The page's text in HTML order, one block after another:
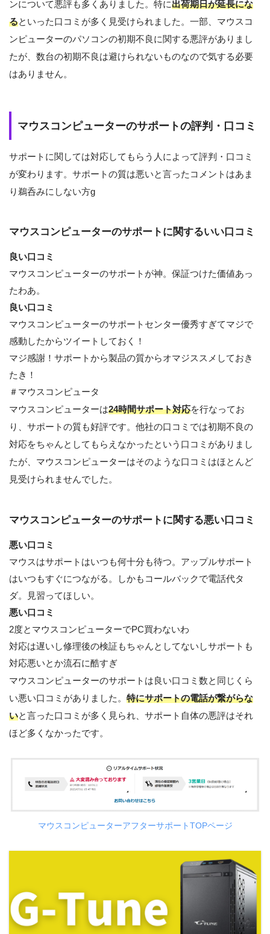
ンについて悪評も多くありました。特に出荷期日が延長にな
るといった口コミが多く見受けられました。一部、マウスコ
ンピューターのパソコンの初期不良に関する悪評がありまし
たが、数台の初期不良は避けられないものなので気する必要
はありません。
マウスコンピューターのサポートの評判・口コミ
サポートに関しては対応してもらう人によって評判・口コミ
が変わります。サポートの質は悪いと言ったコメントはあま
り鵜呑みにしない方g
マウスコンピューターのサポートに関するいい口コミ
良い口コミ
マウスコンピューターのサポートが神。保証つけた価値あっ
たわあ。
良い口コミ
マウスコンピューターのサポートセンター優秀すぎてマジで
感動したからツイートしておく！
マジ感謝！サポートから製品の質からオマジススメしておき
たき！
＃マウスコンピュータ
マウスコンピューターは24時間サポート対応を行なってお
り、サポートの質も好評です。他社の口コミでは初期不良の
対応をちゃんとしてもらえなかったという口コミがありまし
たが、マウスコンピューターはそのような口コミはほとんど
見受けられませんでした。
マウスコンピューターのサポートに関する悪い口コミ
悪い口コミ
マウスはサポートはいつも何十分も待つ。アップルサポート
はいつもすぐにつながる。しかもコールバックで電話代タ
ダ。見習ってほしい。
悪い口コミ
2度とマウスコンピューターでPC買わないわ
対応は遅いし修理後の検証もちゃんとしてないしサポートも
対応悪いとか流石に酷すぎ
マウスコンピューターのサポートは良い口コミ数と同じくら
い悪い口コミがありました。 特にサポートの電話が繋がらな
いと言った口コミが多く見られ、サポート自体の悪評はそれ
ほど多くなかったです。
マウスコンピューターアフターサポートTOPページ